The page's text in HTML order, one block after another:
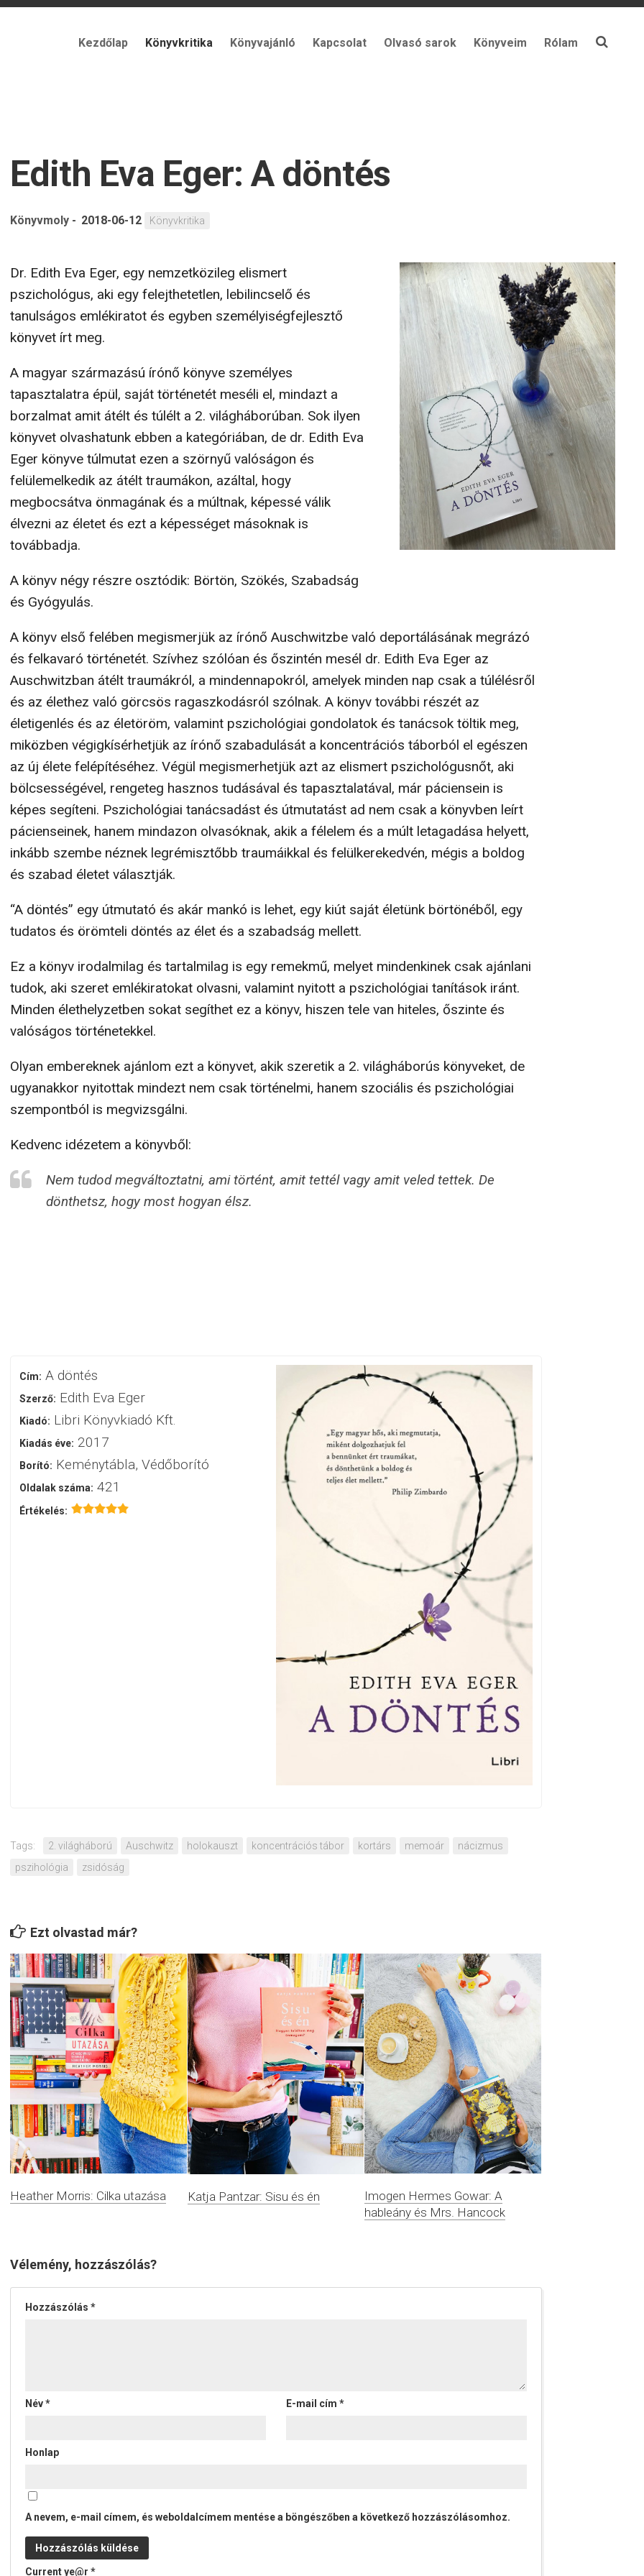
Kezdőlap Könyvkritika Könyvajánló Kapcsolat Olvasó sarok Könyveim Rólam
Edith Eva Eger: A ​döntés
Könyvmoly - 2018-06-12 Könyvkritika
Dr. Edith Eva Eger, egy nemzetközileg elismert
pszichológus, aki egy felejthetetlen, lebilincselő és
tanulságos emlékiratot és egyben személyiségfejlesztő
könyvet írt meg.
A magyar származású írónő könyve személyes
tapasztalatra épül, saját történetét meséli el, mindazt a
borzalmat amit átélt és túlélt a 2. világháborúban. Sok ilyen
könyvet olvashatunk ebben a kategóriában, de dr. Edith Eva
Eger könyve túlmutat ezen a szörnyű valóságon és
felülemelkedik az átélt traumákon, azáltal, hogy
megbocsátva önmagának és a múltnak, képessé válik
élvezni az életet és ezt a képességet másoknak is
továbbadja.
A könyv négy részre osztódik: Börtön, Szökés, Szabadság
és Gyógyulás.
A könyv első felében megismerjük az írónő Auschwitzbe való deportálásának megrázó
és felkavaró történetét. Szívhez szólóan és őszintén mesél dr. Edith Eva Eger az
Auschwitzban átélt traumákról, a mindennapokról, amelyek minden nap csak a túlélésről
és az élethez való görcsös ragaszkodásról szólnak. A könyv további részét az
életigenlés és az életöröm, valamint pszichológiai gondolatok és tanácsok töltik meg,
miközben végigkísérhetjük az írónő szabadulását a koncentrációs táborból el egészen
az új élete felépítéséhez. Végül megismerhetjük azt az elismert pszichológusnőt, aki
bölcsességével, rengeteg hasznos tudásával és tapasztalatával, már páciensein is
képes segíteni. Pszichológiai tanácsadást és útmutatást ad nem csak a könyvben leírt
pácienseinek, hanem mindazon olvasóknak, akik a félelem és a múlt letagadása helyett,
inkább szembe néznek legrémisztőbb traumáikkal és felülkerekedvén, mégis a boldog
és szabad életet választják.
“A döntés” egy útmutató és akár mankó is lehet, egy kiút saját életünk börtönéből, egy
tudatos és örömteli döntés az élet és a szabadság mellett.
Ez a könyv irodalmilag és tartalmilag is egy remekmű, melyet mindenkinek csak ajánlani
tudok, aki szeret emlékiratokat olvasni, valamint nyitott a pszichológiai tanítások iránt.
Minden élethelyzetben sokat segíthet ez a könyv, hiszen tele van hiteles, őszinte és
valóságos történetekkel.
Olyan embereknek ajánlom ezt a könyvet, akik szeretik a 2. világháborús könyveket, de
ugyanakkor nyitottak mindezt nem csak történelmi, hanem szociális és pszichológiai
szempontból is megvizsgálni.
Kedvenc idézetem a könyvből:
Nem tudod megváltoztatni, ami történt, amit tettél vagy amit veled tettek. De
dönthetsz, hogy most hogyan élsz.
Cím: A ​döntés
Szerző: Edith Eva Eger
Kiadó: Libri Könyvkiadó Kft.
Kiadás éve: 2017
Borító: Keménytábla, Védőborító
Oldalak száma: 421
Értékelés:
Tags: 2. világháború Auschwitz holokauszt koncentrációs tábor kortárs memoár
nácizmus
pszihológia
zsidóság
Ezt olvastad már?
Heather Morris: Cilka utazása Katja Pantzar: Sisu és én
Imogen Hermes Gowar: A
hableány és Mrs. Hancock
Vélemény, hozzászólás?
Hozzászólás *
Név* E-mail cím *
Honlap
A nevem, e-mail címem, és weboldalcímem mentése a böngészőben a következő hozzászólásomhoz.
Current ye@r *